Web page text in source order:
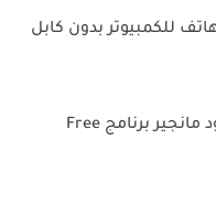
للكمبيوتر بدون كابل
تحميل أفضل بديل انترنت دونلود مانجير برنامج Free